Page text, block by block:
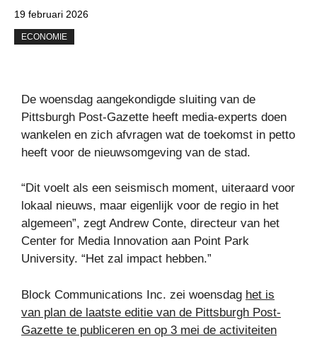
19 februari 2026
ECONOMIE
De woensdag aangekondigde sluiting van de
Pittsburgh Post-Gazette heeft media-experts doen
wankelen en zich afvragen wat de toekomst in petto
heeft voor de nieuwsomgeving van de stad.
“Dit voelt als een seismisch moment, uiteraard voor
lokaal nieuws, maar eigenlijk voor de regio in het
algemeen”, zegt Andrew Conte, directeur van het
Center for Media Innovation aan Point Park
University. “Het zal impact hebben.”
Block Communications Inc. zei woensdag het is
van plan de laatste editie van de Pittsburgh Post-
Gazette te publiceren en op 3 mei de activiteiten